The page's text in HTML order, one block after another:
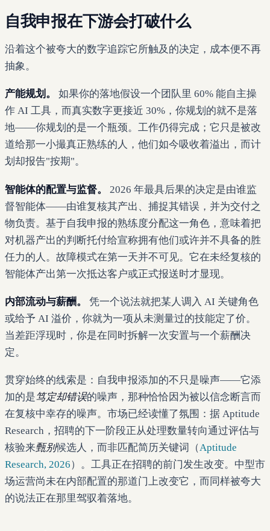
自我申报在下游会打破什么
沿着这个被夸大的数字追踪它所触及的决定，成本便不再
抽象。
产能规划。
如果你的落地假设一个团队里 60% 能自主操
作 AI 工具，而真实数字更接近 30%，你规划的就不是落
地——你规划的是一个瓶颈。工作仍得完成；它只是被改
道给那一小撮真正熟练的人，他们如今吸收着溢出，而计
划却报告"按期"。
智能体的配置与监督。
2026 年最具后果的决定是由谁监
督智能体——由谁复核其产出、捕捉其错误，并为交付之
物负责。基于自我申报的熟练度分配这一角色，意味着把
对机器产出的判断托付给宣称拥有他们或许并不具备的胜
任力的人。故障模式在第一天并不可见。它在未经复核的
智能体产出第一次抵达客户或正式报送时才显现。
内部流动与薪酬。
凭一个说法就把某人调入 AI 关键角色
或给予 AI 溢价，你就为一项从未测量过的技能定了价。
当差距浮现时，你是在同时拆解一次安置与一个薪酬决
定。
贯穿始终的线索是：自我申报添加的不只是噪声——它添
加的是笃定却错误的噪声，那种恰恰因为被以信念断言而
在复核中幸存的噪声。市场已经读懂了氛围：据 Aptitude
Research，招聘的下一阶段正从处理数量转向通过评估与
核验来甄别候选人，而非匹配简历关键词（Aptitude
Research, 2026）。工具正在招聘的前门发生改变。中型市
场运营尚未在内部配置的那道门上改变它，而同样被夸大
的说法正在那里驾驭着落地。